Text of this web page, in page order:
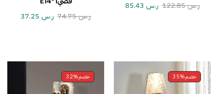
ر.س122.85 ر.س
ر.س74.75 ر.س
خصم35% خصم32%